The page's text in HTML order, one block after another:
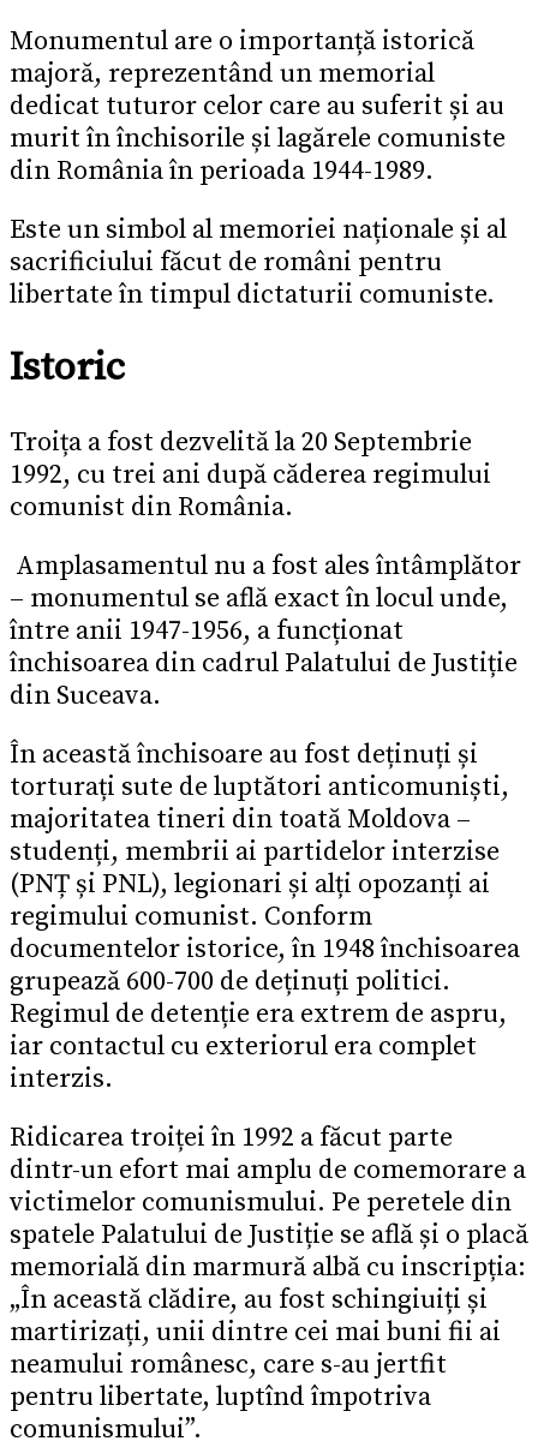
Monumentul are o importanță istorică
majoră, reprezentând un memorial
dedicat tuturor celor care au suferit și au
murit în închisorile și lagărele comuniste
din România în perioada 1944-1989.
Este un simbol al memoriei naționale și al
sacrificiului făcut de români pentru
libertate în timpul dictaturii comuniste.
Istoric
Troița a fost dezvelită la 20 Septembrie
1992, cu trei ani după căderea regimului
comunist din România.
Amplasamentul nu a fost ales întâmplător
– monumentul se află exact în locul unde,
între anii 1947-1956, a funcționat
închisoarea din cadrul Palatului de Justiție
din Suceava.
În această închisoare au fost deținuți și
torturați sute de luptători anticomuniști,
majoritatea tineri din toată Moldova –
studenți, membrii ai partidelor interzise
(PNȚ și PNL), legionari și alți opozanți ai
regimului comunist. Conform
documentelor istorice, în 1948 închisoarea
grupează 600-700 de deținuți politici.
Regimul de detenție era extrem de aspru,
iar contactul cu exteriorul era complet
interzis.
Ridicarea troiței în 1992 a făcut parte
dintr-un efort mai amplu de comemorare a
victimelor comunismului. Pe peretele din
spatele Palatului de Justiție se află și o placă
memorială din marmură albă cu inscripția:
„În această clădire, au fost schingiuiți și
martirizați, unii dintre cei mai buni fii ai
neamului românesc, care s-au jertfit
pentru libertate, luptînd împotriva
comunismului”.